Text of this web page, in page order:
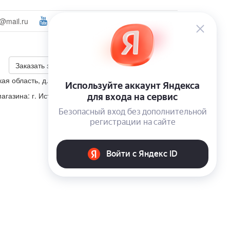
Ваш город:
+7 (495) 223-46-26
Заказать звонок
Калькулятор скидки
область, д. Корсаково, ул. Изумрудная, участок 5
г. Истра, п. Пионерский, ул. Школьная, д. 4